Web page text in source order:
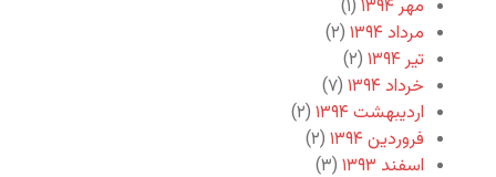
مهر ۱۳۹۴
(۱)
مرداد ۱۳۹۴
(۲)
تیر ۱۳۹۴
(۲)
خرداد ۱۳۹۴
(۷)
اردیبهشت ۱۳۹۴
(۲)
فروردین ۱۳۹۴
(۲)
اسفند ۱۳۹۳
(۳)